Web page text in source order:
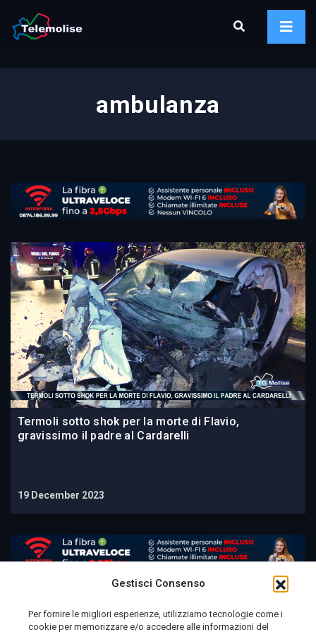
Gestisci Consenso
Per fornire le migliori esperienze, utilizziamo tecnologie come i
cookie per memorizzare e/o accedere alle informazioni del
ambulanza
Termoli sotto shok per la morte di Flavio,
gravissimo il padre al Cardarelli
19 December 2023